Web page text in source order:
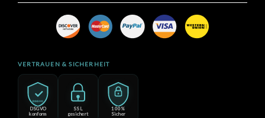
VERTRAUEN & SICHERHEIT
DSGVO
DSGVO
konform
SSL
gesichert
100%
Sicher